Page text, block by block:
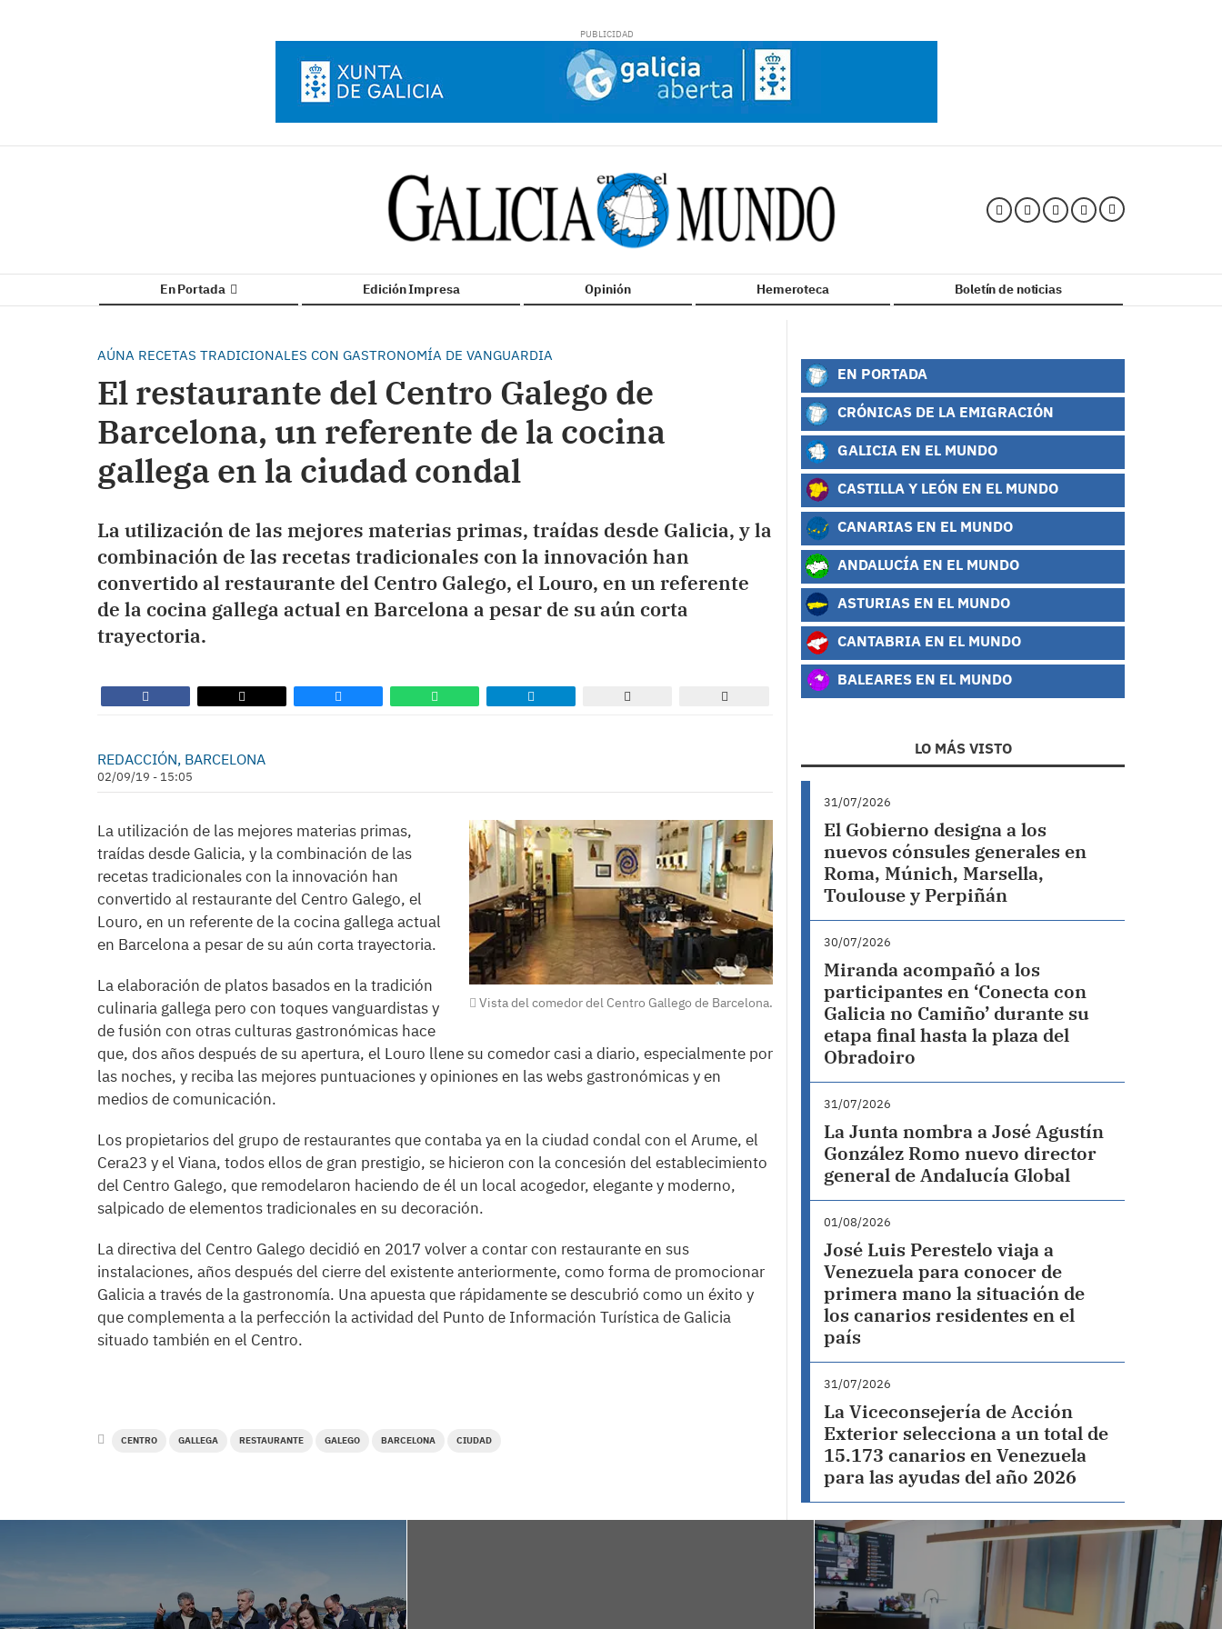
En Portada Edición Impresa Opinión Hemeroteca Boletín de noticias
AÚNA RECETAS TRADICIONALES CON GASTRONOMÍA DE VANGUARDIA
El restaurante del Centro Galego de
Barcelona, un referente de la cocina
gallega en la ciudad condal
La utilización de las mejores materias primas, traídas desde Galicia, y la
combinación de las recetas tradicionales con la innovación han
convertido al restaurante del Centro Galego, el Louro, en un referente
de la cocina gallega actual en Barcelona a pesar de su aún corta
trayectoria.
REDACCIÓN, BARCELONA
02/09/19 - 15:05
Vista del comedor del Centro Gallego de Barcelona.
La utilización de las mejores materias primas,
traídas desde Galicia, y la combinación de las
recetas tradicionales con la innovación han
convertido al restaurante del Centro Galego, el
Louro, en un referente de la cocina gallega actual
en Barcelona a pesar de su aún corta trayectoria.
La elaboración de platos basados en la tradición
culinaria gallega pero con toques vanguardistas y
de fusión con otras culturas gastronómicas hace
que, dos años después de su apertura, el Louro llene su comedor casi a diario, especialmente por
las noches, y reciba las mejores puntuaciones y opiniones en las webs gastronómicas y en
medios de comunicación.
Los propietarios del grupo de restaurantes que contaba ya en la ciudad condal con el Arume, el
Cera23 y el Viana, todos ellos de gran prestigio, se hicieron con la concesión del establecimiento
del Centro Galego, que remodelaron haciendo de él un local acogedor, elegante y moderno,
salpicado de elementos tradicionales en su decoración.
La directiva del Centro Galego decidió en 2017 volver a contar con restaurante en sus
instalaciones, años después del cierre del existente anteriormente, como forma de promocionar
Galicia a través de la gastronomía. Una apuesta que rápidamente se descubrió como un éxito y
que complementa a la perfección la actividad del Punto de Información Turística de Galicia
situado también en el Centro.
CENTRO GALLEGA RESTAURANTE GALEGO BARCELONA CIUDAD
EN PORTADA
CRÓNICAS DE LA EMIGRACIÓN
GALICIA EN EL MUNDO
CASTILLA Y LEÓN EN EL MUNDO
CANARIAS EN EL MUNDO
ANDALUCÍA EN EL MUNDO
ASTURIAS EN EL MUNDO
CANTABRIA EN EL MUNDO
BALEARES EN EL MUNDO
LO MÁS VISTO
31/07/2026
El Gobierno designa a los
nuevos cónsules generales en
Roma, Múnich, Marsella,
Toulouse y Perpiñán
30/07/2026
Miranda acompañó a los
participantes en ‘Conecta con
Galicia no Camiño’ durante su
etapa final hasta la plaza del
Obradoiro
31/07/2026
La Junta nombra a José Agustín
González Romo nuevo director
general de Andalucía Global
01/08/2026
José Luis Perestelo viaja a
Venezuela para conocer de
primera mano la situación de
los canarios residentes en el
país
31/07/2026
La Viceconsejería de Acción
Exterior selecciona a un total de
15.173 canarios en Venezuela
para las ayudas del año 2026